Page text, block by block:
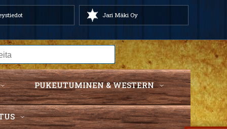
Jari Mäki Oy
PUKEUTUMINEN & WESTERN